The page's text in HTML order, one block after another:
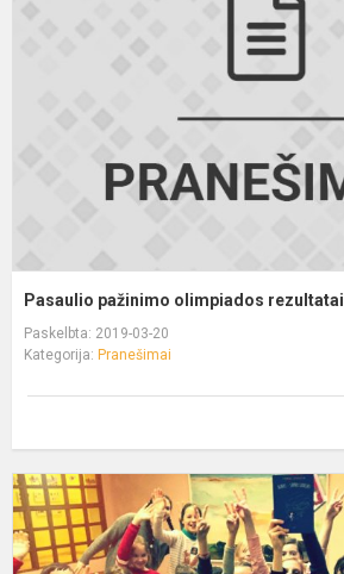
Pasaulio pažinimo olimpiados rezultatai
Paskelbta: 2019-03-20
Kategorija: Pranešimai